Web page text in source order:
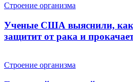
Строение организма
Ученые США выяснили,
защитит от рака и
Строение организма